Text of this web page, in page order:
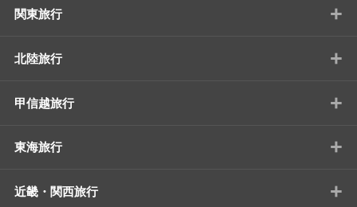
関東旅行 +
北陸旅行 +
甲信越旅行 +
東海旅行 +
近畿・関西旅行 +